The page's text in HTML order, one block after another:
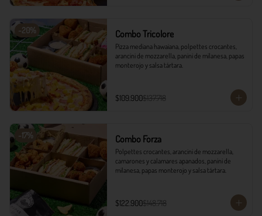
-20% Combo Tricolore
Pizza mediana hawaiana, polpettes crocantes,
arancini de mozzarella, panini de milanesa, papas
monterojo y salsa tártara.
$109.900$137.718
-17% Combo Forza
Polpettes crocantes, arancini de mozzarella,
camarones y calamares apanados, panini de
milanesa, papas monterojo y salsa tártara.
$122.900$148.718